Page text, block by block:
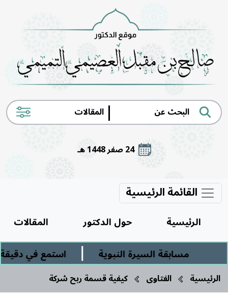
|
24 صفر 1448 هـ
القائمة الرئيسية
الرئيسية حول الدكتور
المقالات
مسابقة السيرة النبوية
| استمع في
الرئيسية الفتاوى كيفية قسمة ربح شركة